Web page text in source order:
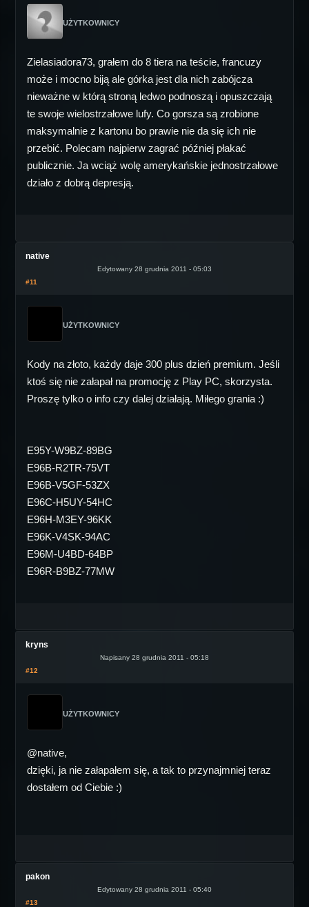
UŻYTKOWNICY
Zielasiadora73, grałem do 8 tiera na teście, francuzy
może i mocno biją ale górka jest dla nich zabójcza
nieważne w którą stroną ledwo podnoszą i opuszczają
te swoje wielostrzałowe lufy. Co gorsza są zrobione
maksymalnie z kartonu bo prawie nie da się ich nie
przebić. Polecam najpierw zagrać później płakać
publicznie. Ja wciąż wolę amerykańskie jednostrzałowe
działo z dobrą depresją.
native
Edytowany 28 grudnia 2011 - 05:03
#11
UŻYTKOWNICY
Kody na złoto, każdy daje 300 plus dzień premium. Jeśli
ktoś się nie załapał na promocję z Play PC, skorzysta.
Proszę tylko o info czy dalej działają. Miłego grania :)
E95Y-W9BZ-89BG
E96B-R2TR-75VT
E96B-V5GF-53ZX
E96C-H5UY-54HC
E96H-M3EY-96KK
E96K-V4SK-94AC
E96M-U4BD-64BP
E96R-B9BZ-77MW
kryns
Napisany 28 grudnia 2011 - 05:18
#12
UŻYTKOWNICY
@native,
dzięki, ja nie załapałem się, a tak to przynajmniej teraz
dostałem od Ciebie :)
pakon
Edytowany 28 grudnia 2011 - 05:40
#13